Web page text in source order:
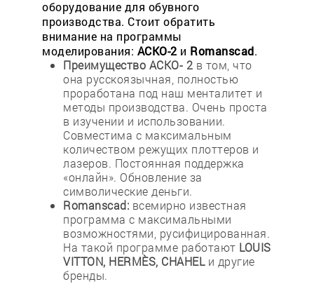
оборудование для обувного
производства. Стоит обратить
внимание на программы
моделирования: АСКО-2 и Romanscad.
Преимущество АСКО- 2 в том, что
она русскоязычная, полностью
проработана под наш менталитет и
методы производства. Очень проста
в изучении и использовании.
Совместима с максимальным
количеством режущих плоттеров и
лазеров. Постоянная поддержка
«онлайн». Обновление за
символические деньги.
Romanscad: всемирно известная
программа с максимальными
возможностями, русифицированная.
На такой программе работают LOUIS
VITTON, HERMÈS, CHAHELи другие
бренды.